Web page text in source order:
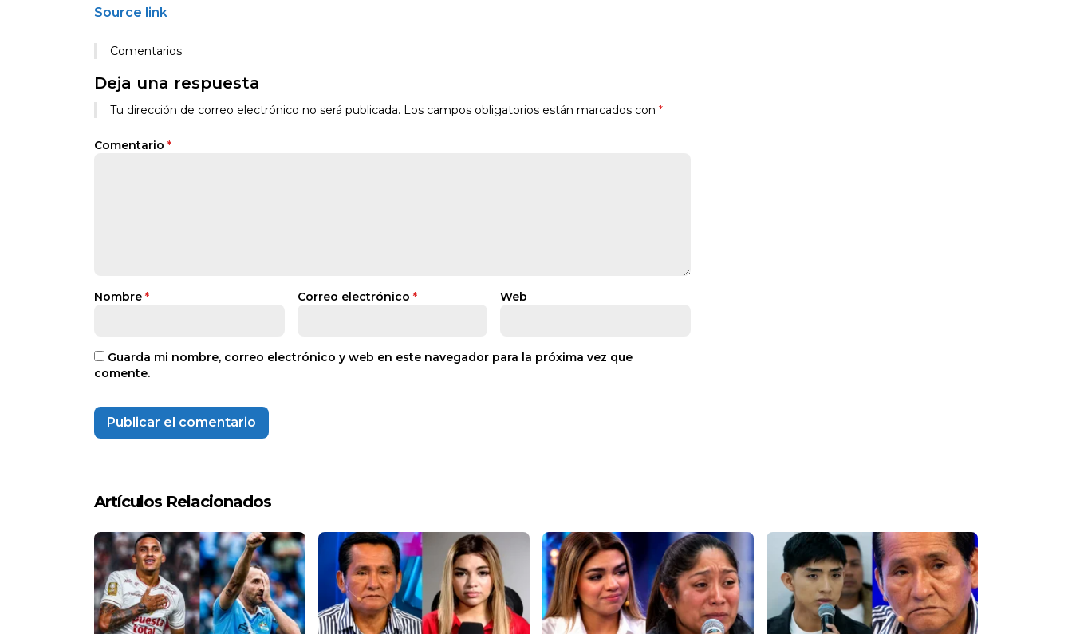
Source link
Comentarios
Deja una respuesta
Tu dirección de correo electrónico no será publicada. Los campos obligatorios están marcados con *
Comentario *
Nombre * Correo electrónico * Web
Guarda mi nombre, correo electrónico y web en este navegador para la próxima vez que
comente.
Artículos Relacionados